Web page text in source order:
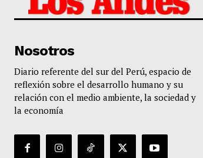
Nosotros
Diario referente del sur del Perú, espacio de
reflexión sobre el desarrollo humano y su
relación con el medio ambiente, la sociedad y
la economía